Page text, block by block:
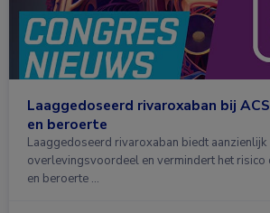
Laaggedoseerd rivaroxaban bij
en beroerte
Laaggedoseerd rivaroxaban biedt aanzienlijk
overlevingsvoordeel en vermindert het risico
en beroerte …